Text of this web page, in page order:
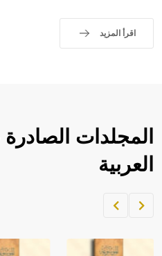
اقرأ المزيد
المجلدات
العربية